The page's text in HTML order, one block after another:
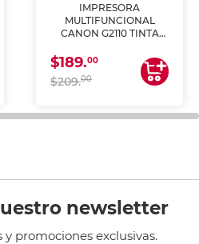
IMPRESORA
MULTIFUNCIONAL
CANON G2110 TINTA
$189.00
$209.00
newsletter
promociones exclusivas.